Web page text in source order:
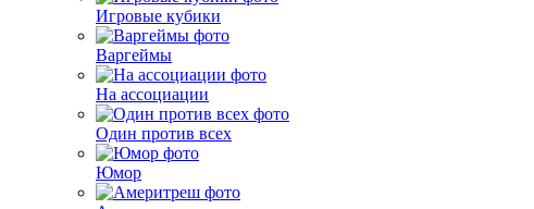
Игровые кубики
Варгеймы
На ассоциации
Один против всех
Юмор